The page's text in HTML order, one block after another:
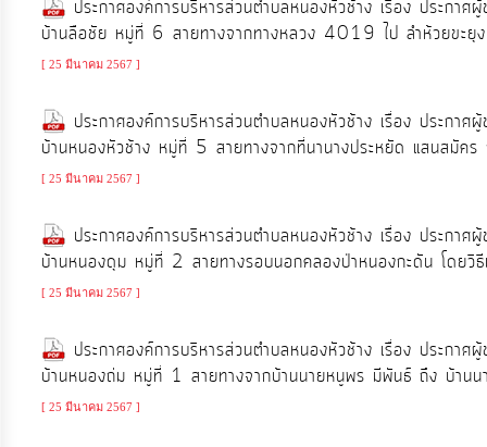
ประกาศองค์การบริหารส่วนตำบลหนองหัวช้าง เรื่อง ประกาศ
บ้านลือชัย หมู่ที่ 6 สายทางจากทางหลวง 4019 ไป ลำห้วยขะยุง
[ 25 มีนาคม 2567 ]
ประกาศองค์การบริหารส่วนตำบลหนองหัวช้าง เรื่อง ประกาศ
บ้านหนองหัวช้าง หมู่ที่ 5 สายทางจากที่นานางประหยัด แสนสมัคร
[ 25 มีนาคม 2567 ]
ประกาศองค์การบริหารส่วนตำบลหนองหัวช้าง เรื่อง ประกาศ
บ้านหนองดุม หมู่ที่ 2 สายทางรอบนอกคลองป่าหนองกะดัน โดยวิธีเ
[ 25 มีนาคม 2567 ]
ประกาศองค์การบริหารส่วนตำบลหนองหัวช้าง เรื่อง ประกาศ
บ้านหนองถ่ม หมู่ที่ 1 สายทางจากบ้านนายหนูพร มีพันธ์ ถึง บ้านนา
[ 25 มีนาคม 2567 ]